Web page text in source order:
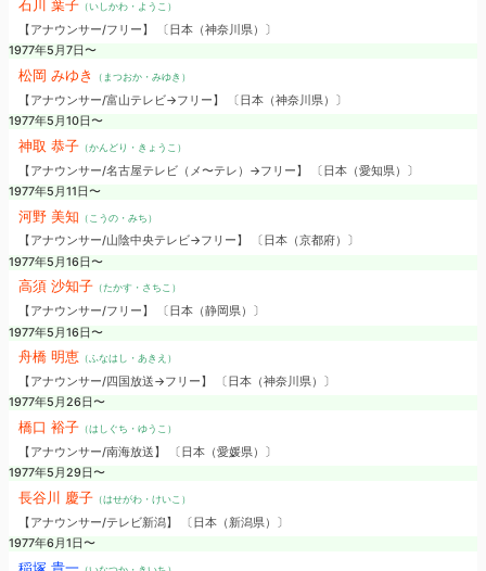
石川 葉子（いしかわ・ようこ）
【アナウンサー/フリー】 〔日本（神奈川県）〕
1977年5月7日〜
松岡 みゆき （まつおか・みゆき）
【アナウンサー/富山テレビ→フリー】 〔日本（神奈川県）〕
1977年5月10日〜
神取 恭子（かんどり・きょうこ）
【アナウンサー/名古屋テレビ（メ〜テレ）→フリー】 〔日本（愛知県）〕
1977年5月11日〜
河野 美知 （こうの・みち）
【アナウンサー/山陰中央テレビ→フリー】 〔日本（京都府）〕
1977年5月16日〜
高須 沙知子（たかす・さちこ）
【アナウンサー/フリー】 〔日本（静岡県）〕
1977年5月16日〜
舟橋 明恵 （ふなはし・あきえ）
【アナウンサー/四国放送→フリー】 〔日本（神奈川県）〕
1977年5月26日〜
橋口 裕子（はしぐち・ゆうこ）
【アナウンサー/南海放送】 〔日本（愛媛県）〕
1977年5月29日〜
長谷川 慶子（はせがわ・けいこ）
【アナウンサー/テレビ新潟】 〔日本（新潟県）〕
1977年6月1日〜
稲塚 貴一